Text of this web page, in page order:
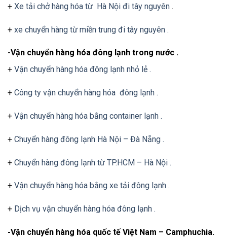
+ Xe tải chở hàng hóa từ Hà Nội đi tây nguyên .
+ xe chuyển hàng từ miền trung đi tây nguyên .
-Vận chuyển hàng hóa đông lạnh trong nước .
+ Vận chuyển hàng hóa đông lạnh nhỏ lẻ .
+ Công ty vận chuyển hàng hóa đông lạnh .
+ Vận chuyển hàng hóa bằng container lạnh .
+ Chuyển hàng đông lạnh Hà Nội – Đà Nẵng .
+ Chuyển hàng đông lạnh từ TP.HCM – Hà Nội .
+ Vận chuyển hàng hóa bằng xe tải đông lạnh .
+ Dịch vụ vận chuyển hàng hóa đông lạnh .
-Vận chuyển hàng hóa quốc tế Việt Nam – Camphuchia.